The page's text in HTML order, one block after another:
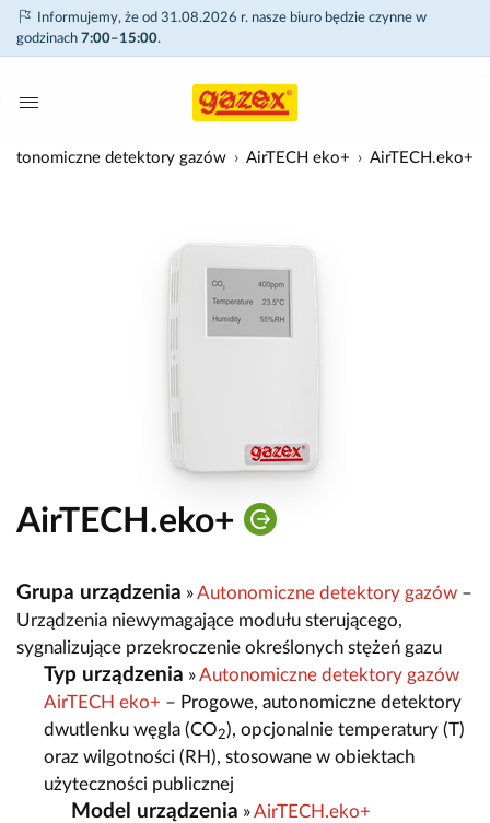
Informujemy, że od 31.08.2026 r. nasze biuro będzie czynne w
godzinach 7:00–15:00.
detektory gazów AirTECH eko+ AirTECH.eko+
AirTECH.eko+
Grupa urządzenia »Autonomiczne detektory gazów –
Urządzenia niewymagające modułu sterującego,
sygnalizujące przekroczenie określonych stężeń gazu
Typ urządzenia »Autonomiczne detektory gazów
AirTECH eko+ – Progowe, autonomiczne detektory
dwutlenku węgla (CO2), opcjonalnie temperatury (T)
oraz wilgotności (RH), stosowane w obiektach
użyteczności publicznej
Model urządzenia »AirTECH.eko+